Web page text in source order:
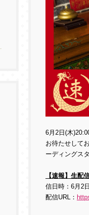
6 月 2日(木
お待たせして
ーディングス
【速報】生配
信日時： 6 月 2日
配信URL ：